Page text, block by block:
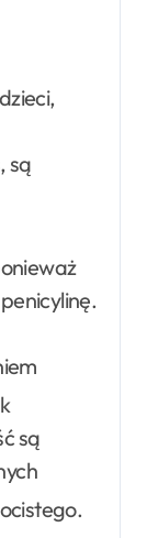
są
są
.